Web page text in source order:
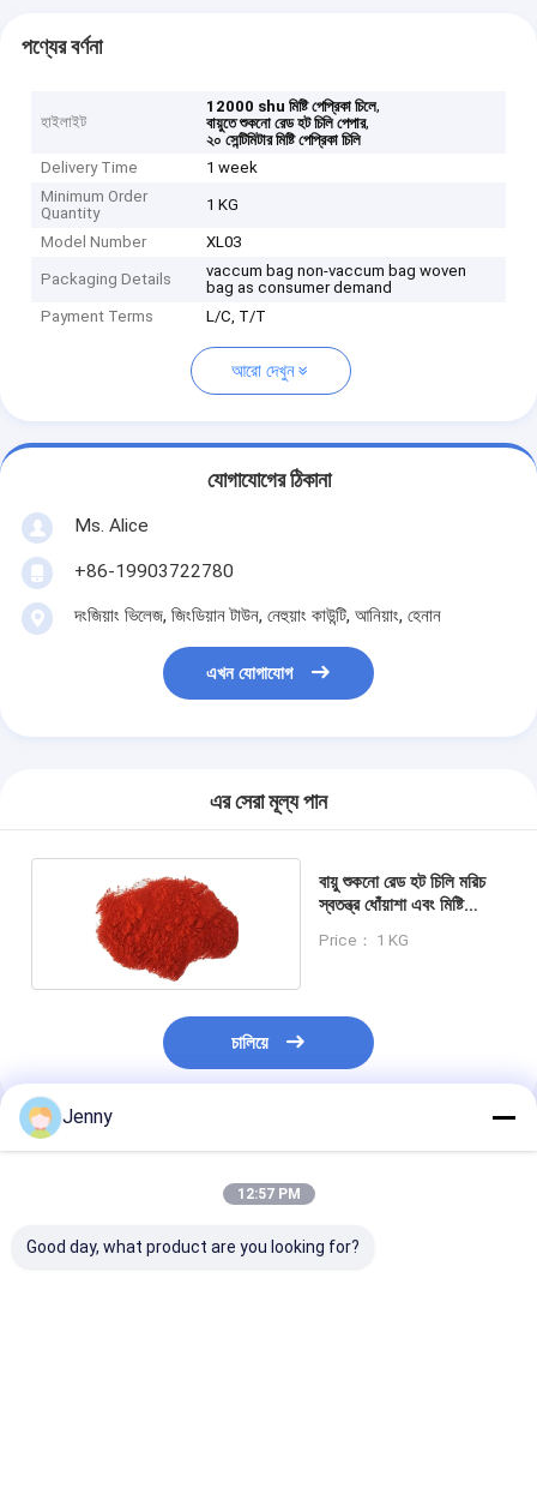
পণ্যের বর্ণনা
হাইলাইট
12000 shu মিষ্টি পেপ্রিকা চিলে,
বায়ুতে শুকনো রেড হট চিলি পেপার,
২০ সেন্টিমিটার মিষ্টি পেপ্রিকা চিলি
Delivery Time
1 week
Minimum Order
Quantity
1 KG
Model Number XL03
Packaging Details
vaccum bag non-vaccum bag woven
bag as consumer demand
Payment Terms
L/C, T/T
আরো দেখুন
যোগাযোগের ঠিকানা
Ms. Alice
+86-19903722780
দংজিয়াং ভিলেজ, জিংডিয়ান টাউন, নেহুয়াং কাউন্টি, আনিয়াং, হেনান
এখন যোগাযোগ
এর সেরা মূল্য পান
বায়ু শুকনো রেড হট চিলি মরিচ
স্বতন্ত্র ধোঁয়াশা এবং মিষ্টি
Price： 1 KG
চালিয়ে
প্রস্তাবিত পণ্য
Jenny
12:57 PM
Good day, what product are you looking for?